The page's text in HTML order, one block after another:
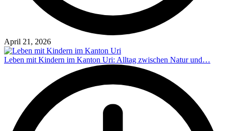
April 21, 2026
Leben mit Kindern im Kanton Uri: Alltag zwischen Natur und…